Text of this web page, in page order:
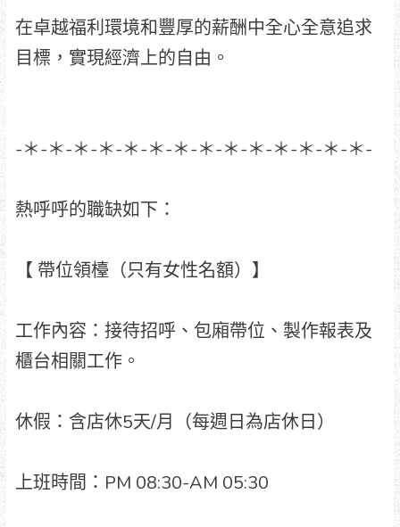
在卓越福利環境和豐厚的薪酬中全心全意追求
目標，實現經濟上的自由。
-＊-＊-＊-＊-＊-＊-＊-＊-＊-＊-＊-＊-＊-＊-
熱呼呼的職缺如下：
【 帶位領檯（只有女性名額）】
工作內容：接待招呼、包廂帶位、製作報表及
櫃台相關工作。
休假：含店休5天/月（每週日為店休日）
上班時間：PM 08:30-AM 05:30